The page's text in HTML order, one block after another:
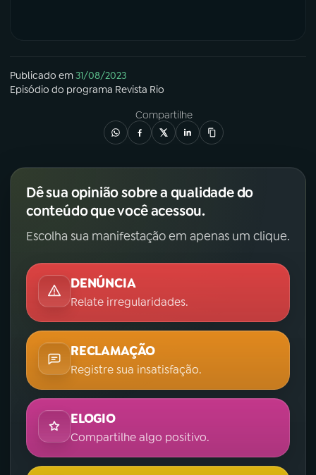
Publicado em31/08/2023
Episódio do programa Revista Rio
Compartilhe
Dê sua opinião sobre a qualidade do
conteúdo que você acessou.
Escolha sua manifestação em apenas um clique.
DENÚNCIA
Relate irregularidades.
RECLAMAÇÃO
Registre sua insatisfação.
ELOGIO
Compartilhe algo positivo.